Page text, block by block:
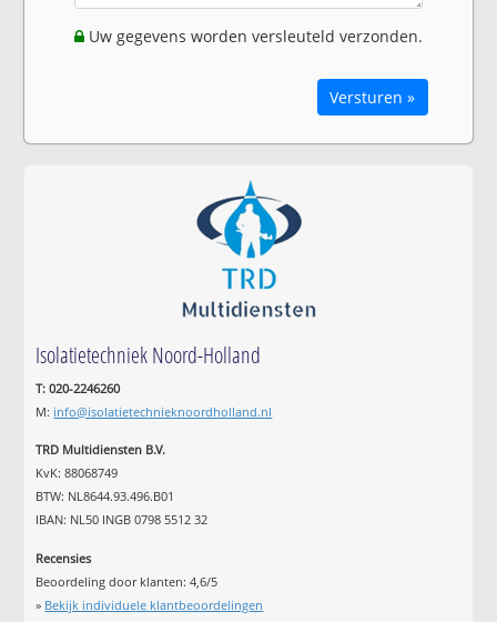
Uw gegevens worden versleuteld verzonden.
Versturen »
Isolatietechniek Noord-Holland
T: 020-2246260
M: info@isolatietechnieknoordholland.nl
TRD Multidiensten B.V.
KvK: 88068749
BTW: NL8644.93.496.B01
IBAN: NL50 INGB 0798 5512 32
Recensies
Beoordeling door klanten:4,6/5
» Bekijk individuele klantbeoordelingen